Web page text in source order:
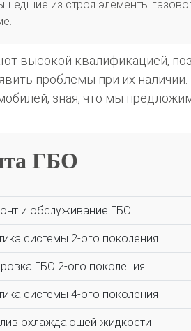
клиентов
из строя элементы
высокой квалификацией,
проблемы при их
зная, что мы
ГБО
и обслуживание ГБО
системы 2-ого поколения
ГБО 2-ого поколения
системы 4-ого поколения
охлаждающей жидкости